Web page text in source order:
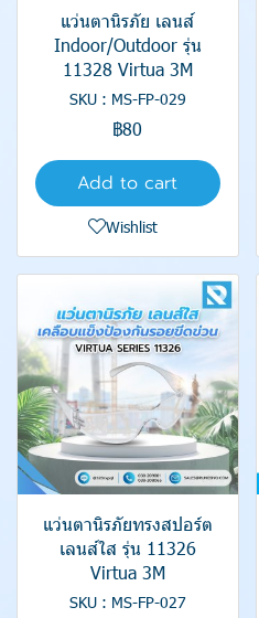
แว่นตานิรภัย เลนส์
Indoor/Outdoor รุ่น
11328 Virtua 3M
SKU : MS-FP-029
฿80
Add to cart
Wishlist
แว่นตานิรภัยทรงสปอร์ต
เลนส์ใส รุ่น 11326
Virtua 3M
SKU : MS-FP-027